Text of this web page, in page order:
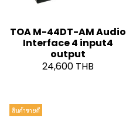
TOA M-44DT-AM Audio
Interface 4 input4
output
24,600 THB
สินค้าขายดี